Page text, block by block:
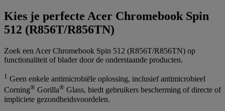
Kies je perfecte Acer Chromebook Spin
512 (R856T/R856TN)
Zoek een Acer Chromebook Spin 512 (R856T/R856TN) op
functionaliteit of blader door de onderstaande producten.
1 Geen enkele antimicrobiële oplossing, inclusief antimicrobieel
Corning® Gorilla® Glass, biedt gebruikers bescherming of directe of
impliciete gezondheidsvoordelen.